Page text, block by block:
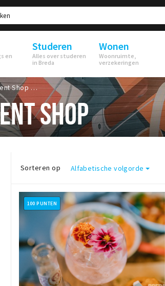
en
Studeren
Alles over studeren
in Breda
Wonen
Woonruimte,
verzekeringen
Shop
SHOP
Sorteren op Alfabetische volgorde
100 PUNTEN